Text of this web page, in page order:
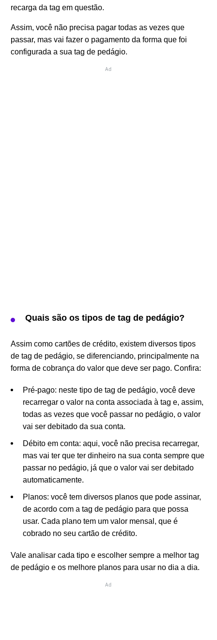
recarga da tag em questão.
Assim, você não precisa pagar todas as vezes que
passar, mas vai fazer o pagamento da forma que foi
configurada a sua tag de pedágio.
Ad
Quais são os tipos de tag de pedágio?
Assim como cartões de crédito, existem diversos tipos
de tag de pedágio, se diferenciando, principalmente na
forma de cobrança do valor que deve ser pago. Confira:
Pré-pago: neste tipo de tag de pedágio, você deve
recarregar o valor na conta associada à tag e, assim,
todas as vezes que você passar no pedágio, o valor
vai ser debitado da sua conta.
Débito em conta: aqui, você não precisa recarregar,
mas vai ter que ter dinheiro na sua conta sempre que
passar no pedágio, já que o valor vai ser debitado
automaticamente.
Planos: você tem diversos planos que pode assinar,
de acordo com a tag de pedágio para que possa
usar. Cada plano tem um valor mensal, que é
cobrado no seu cartão de crédito.
Vale analisar cada tipo e escolher sempre a melhor tag
de pedágio e os melhore planos para usar no dia a dia.
Ad